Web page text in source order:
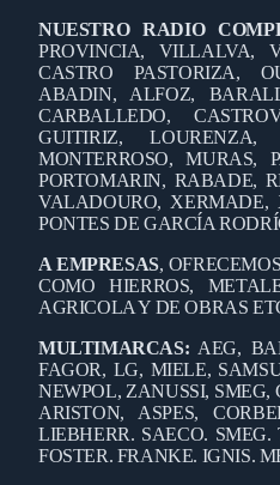
NUESTRO RADIO
PROVINCIA, VILLALVA,
CASTRO PASTORIZA,
ABADIN, ALFOZ,
CARBALLEDO,
GUITIRIZ,
MONTERROSO, MURAS,
PORTOMARIN, RABADE,
VALADOURO,
PONTES DE GARCÍA
A EMPRESAS,
COMO HIERROS,
AGRICOLA Y DE OBRAS
MULTIMARCAS: AEG,
FAGOR, LG, MIELE,
NEWPOL, ZANUSSI, SMEG,
ARISTON, ASPES,
LIEBHERR. SAECO.
FOSTER. FRANKE. IGNIS.